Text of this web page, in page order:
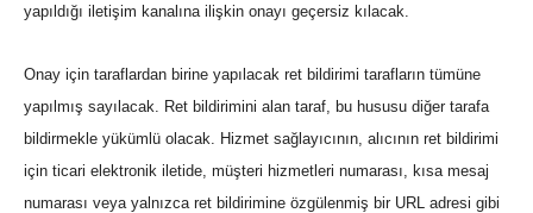
yapıldığı iletişim kanalına ilişkin onayı geçersiz kılacak.
Onay için taraflardan birine yapılacak ret bildirimi tarafların tümüne
yapılmış sayılacak. Ret bildirimini alan taraf, bu hususu diğer tarafa
bildirmekle yükümlü olacak. Hizmet sağlayıcının, alıcının ret bildirimi
için ticari elektronik iletide, müşteri hizmetleri numarası, kısa mesaj
numarası veya yalnızca ret bildirimine özgülenmiş bir URL adresi gibi